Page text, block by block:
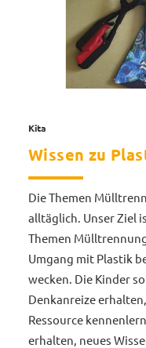
Kita
Wissen zu
Die Themen
alltäglich. Unser Ziel
Themen
Umgang mit Plastik
wecken. Die Kinder
Denkanreize
Ressource
erhalten, neues